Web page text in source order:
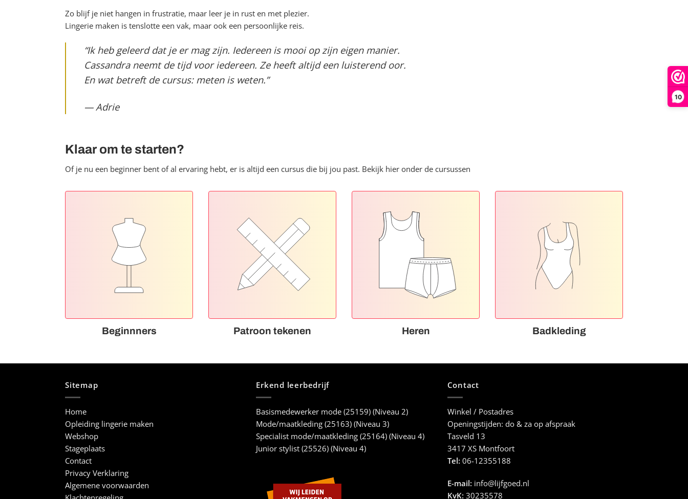
10
Zo blijf je niet hangen in frustratie, maar leer je in rust en met plezier.
Lingerie maken is tenslotte een vak, maar ook een persoonlijke reis.
“Ik heb geleerd dat je er mag zijn. Iedereen is mooi op zijn eigen manier.
Cassandra neemt de tijd voor iedereen. Ze heeft altijd een luisterend oor.
En wat betreft de cursus: meten is weten.”
— Adrie
Klaar om te starten?
Of je nu een beginner bent of al ervaring hebt, er is altijd een cursus die bij jou past. Bekijk hier onder de cursussen
Beginnners Patroon tekenen Heren Badkleding
Sitemap
Home
Opleiding lingerie maken
Webshop
Stageplaats
Contact
Privacy Verklaring
Algemene voorwaarden
Erkend leerbedrijf
Basismedewerker mode (25159) (Niveau 2)
Mode/maatkleding (25163) (Niveau 3)
Specialist mode/maatkleding (25164) (Niveau 4)
Junior stylist (25526) (Niveau 4)
Contact
Winkel / Postadres
Openingstijden: do & za op afspraak
Tasveld 13
3417 XS Montfoort
Tel: 06-12355188
E-mail: info@lijfgoed.nl
KvK: 30235578